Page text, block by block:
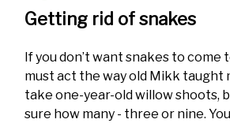
Getting rid of snakes
If you don’t want snakes to come
must act the way old Mikk taught
take one-year-old willow shoots,
sure how many - three or nine.